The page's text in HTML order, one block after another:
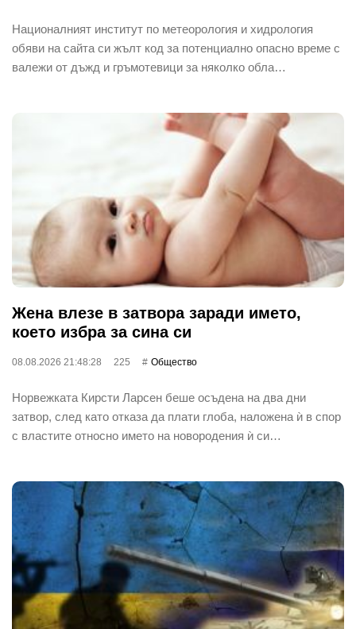
Националният институт по метеорология и хидрология
обяви на сайта си жълт код за потенциално опасно време с
валежи от дъжд и гръмотевици за няколко обла…
Жена влезе в затвора заради името,
което избра за сина си
08.08.2026 21:48:28 225 Общество
Норвежката Кирсти Ларсен беше осъдена на два дни
затвор, след като отказа да плати глоба, наложена ѝ в спор
с властите относно името на новородения ѝ си…